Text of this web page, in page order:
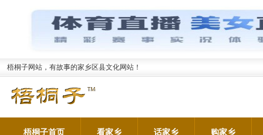
梧桐子网站，有故事的家乡区县文化网站！
梧桐子首页 看家乡 话家乡 购家乡